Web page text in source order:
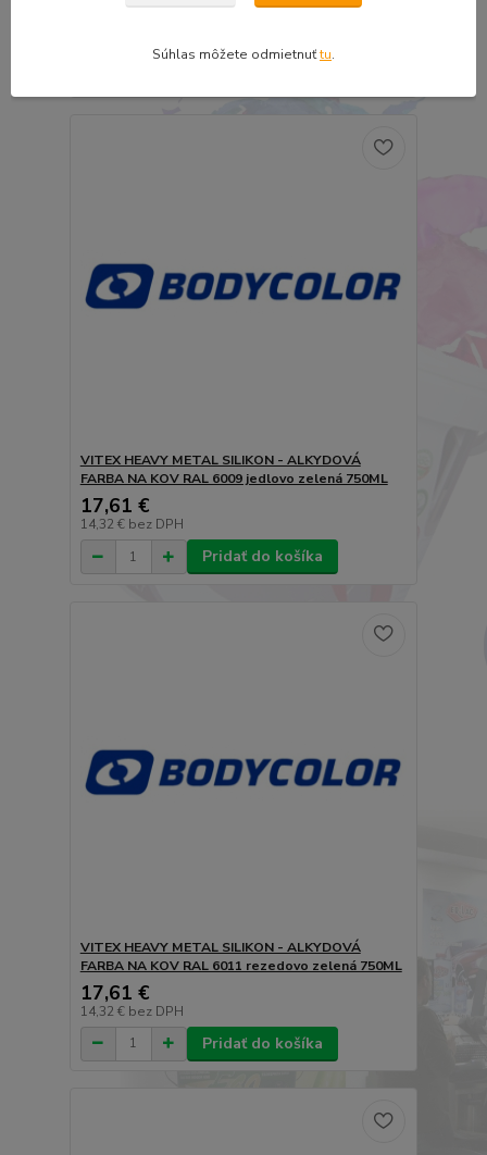
VITEX HEAVY METAL SILIKON - ALKYDOVÁ
FARBA NA KOV RAL 6009 jedlovo zelená 750ML
17,61 €
14,32 € bez DPH
Pridať do košíka
VITEX HEAVY METAL SILIKON - ALKYDOVÁ
FARBA NA KOV RAL 6011 rezedovo zelená 750ML
17,61 €
14,32 € bez DPH
Pridať do košíka
Súhlas môžete odmietnuťtu.